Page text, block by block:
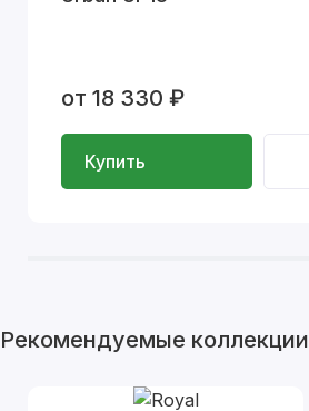
от 18 330 ₽
Купить
Рекомендуемые коллекции